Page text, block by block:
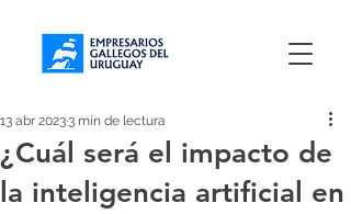
¿Cuál será el impacto de
la inteligencia artificial en
13 abr 20233 min de lectura